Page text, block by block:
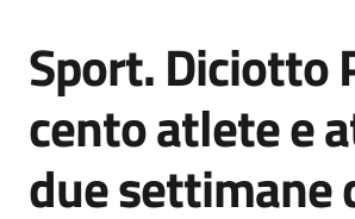
Agenzia
di
Salta al contenuto
Sport. Diciotto
cento atlete e
due settimane